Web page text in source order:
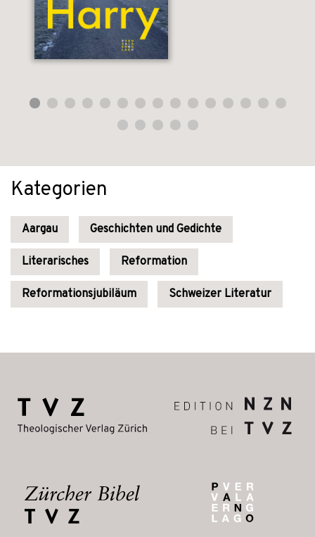
Kategorien
Aargau Geschichten und Gedichte
Literarisches Reformation
Reformationsjubiläum Schweizer Literatur